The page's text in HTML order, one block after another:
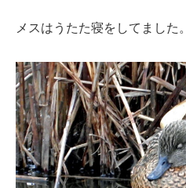
メスはうたた寝をしてました。